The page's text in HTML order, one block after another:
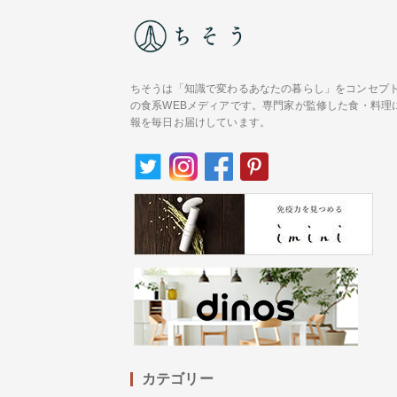
ちそうは「知識で変わるあなたの暮らし」をコンセプ
の食系WEBメディアです。専門家が監修した食・料理
報を毎日お届けしています。
カテゴリー